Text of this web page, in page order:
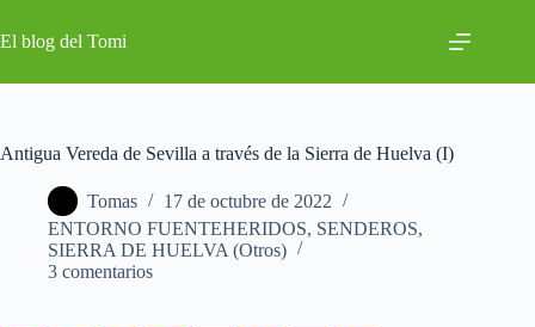
al
contenido
El blog del Tomi
Antigua Vereda de Sevilla a través de la Sierra de Huelva (I)
Tomas
17 de octubre de 2022
ENTORNO FUENTEHERIDOS, SENDEROS,
SIERRA DE HUELVA (Otros)
3 comentarios